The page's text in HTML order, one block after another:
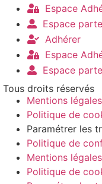
Espace
Espace
Adhérer
Espace
Espace
Tous droits réservés
Mentions légales
Politique de
Paramétrer les
Politique de
Mentions légales
Politique de